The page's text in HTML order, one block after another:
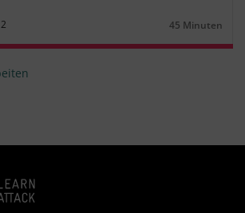
2
Dauer:
45 Minuten